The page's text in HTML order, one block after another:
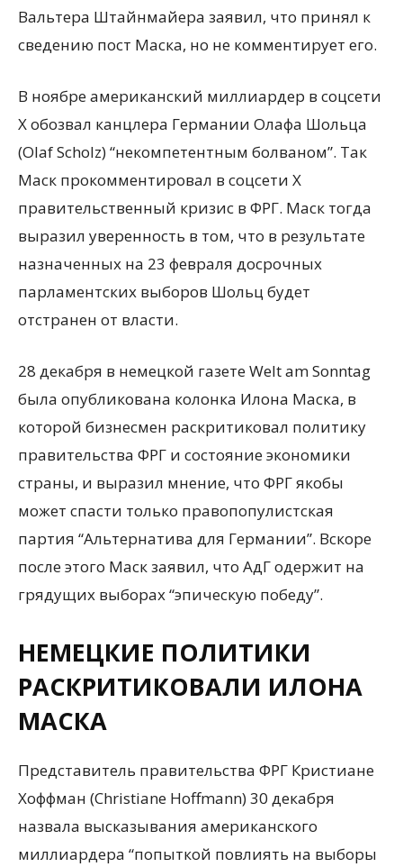
Вальтера Штайнмайера заявил, что принял к
сведению пост Маска, но не комментирует его.
В ноябре американский миллиардер в соцсети
X обозвал канцлера Германии Олафа Шольца
(Olaf Scholz) “некомпетентным болваном”. Так
Маск прокомментировал в соцсети Х
правительственный кризис в ФРГ. Маск тогда
выразил уверенность в том, что в результате
назначенных на 23 февраля досрочных
парламентских выборов Шольц будет
отстранен от власти.
28 декабря в немецкой газете Welt am Sonntag
была опубликована колонка Илона Маска, в
которой бизнесмен раскритиковал политику
правительства ФРГ и состояние экономики
страны, и выразил мнение, что ФРГ якобы
может спасти только правопопулистская
партия “Альтернатива для Германии”. Вскоре
после этого Маск заявил, что АдГ одержит на
грядущих выборах “эпическую победу”.
НЕМЕЦКИЕ ПОЛИТИКИ
РАСКРИТИКОВАЛИ ИЛОНА
МАСКА
Представитель правительства ФРГ Кристиане
Хоффман (Christiane Hoffmann) 30 декабря
назвала высказывания американского
миллиардера “попыткой повлиять на выборы